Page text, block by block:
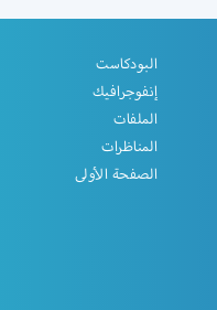
البودكاست
إنفوجرافيك
الملفات
المناظرات
الصفحة الأولى